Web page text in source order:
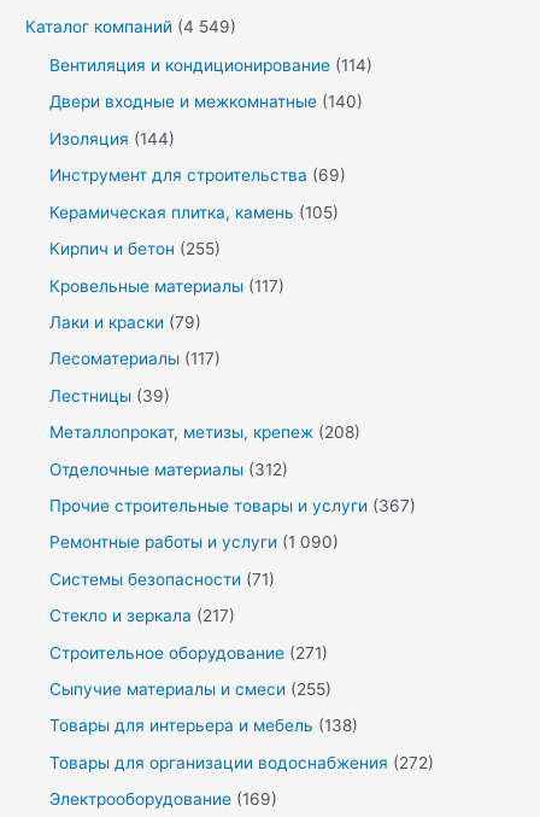
Каталог компаний (4 549)
Вентиляция и кондиционирование (114)
Двери входные и межкомнатные (140)
Изоляция (144)
Инструмент для строительства (69)
Керамическая плитка, камень (105)
Кирпич и бетон (255)
Кровельные материалы (117)
Лаки и краски (79)
Лесоматериалы (117)
Лестницы (39)
Металлопрокат, метизы, крепеж (208)
Отделочные материалы (312)
Прочие строительные товары и услуги (367)
Ремонтные работы и услуги (1 090)
Системы безопасности (71)
Стекло и зеркала (217)
Строительное оборудование (271)
Сыпучие материалы и смеси (255)
Товары для интерьера и мебель (138)
Товары для организации водоснабжения (272)
Электрооборудование (169)